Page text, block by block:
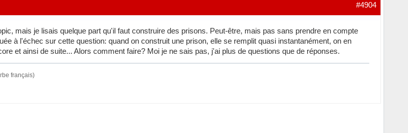
#4904
mais je lisais quelque part qu'il faut construire des prisons. Peut-être, mais pas sans prendre en compte
à l'échec sur cette question: quand on construit une prison, elle se remplit quasi instantanément, on en
et ainsi de suite... Alors comment faire? Moi je ne sais pas, j'ai plus de questions que de réponses.
français)